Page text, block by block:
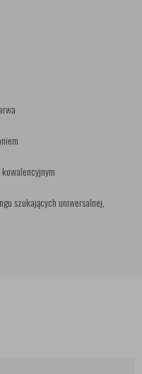
szukających uniwersalnej,